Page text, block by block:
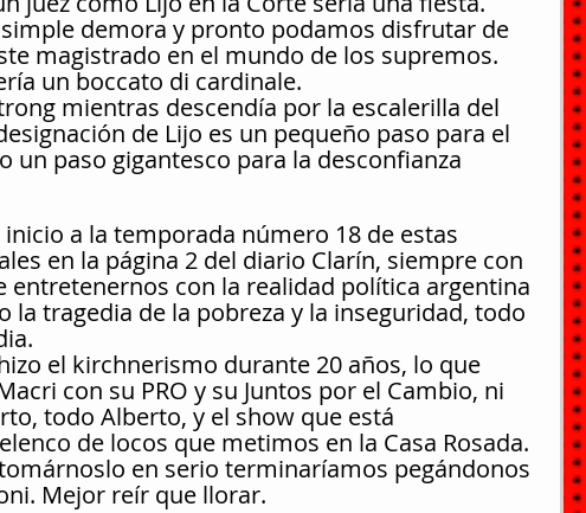
demora y pronto podamos disfrutar de
magistrado en el mundo de los supremos.
un boccato di cardinale.
mientras descendía por la escalerilla del
de Lijo es un pequeño paso para el
un paso gigantesco para la desconfianza
a la temporada número 18 de estas
en la página 2 del diario Clarín, siempre con
entretenernos con la realidad política argentina
la tragedia de la pobreza y la inseguridad, todo
el kirchnerismo durante 20 años, lo que
con su PRO y su Juntos por el Cambio, ni
todo Alberto, y el show que está
de locos que metimos en la Casa Rosada.
en serio terminaríamos pegándonos
Mejor reír que llorar.